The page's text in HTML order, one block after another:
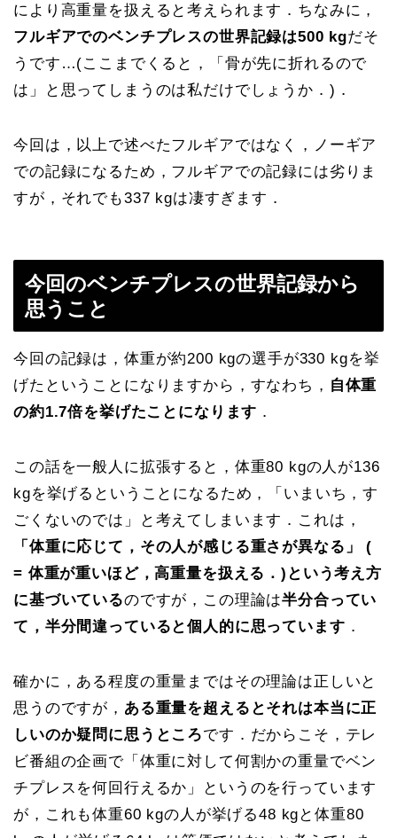
により高重量を扱えると考えられます．ちなみに，
フルギアでのベンチプレスの世界記録は500 kgだそ
うです…(ここまでくると，「骨が先に折れるので
は」と思ってしまうのは私だけでしょうか．)．
今回は，以上で述べたフルギアではなく，ノーギア
での記録になるため，フルギアでの記録には劣りま
すが，それでも337 kgは凄すぎます．
今回のベンチプレスの世界記録から
思うこと
今回の記録は，体重が約200 kgの選手が330 kgを挙
げたということになりますから，すなわち， 自体重
の約1.7倍を挙げたことになります ．
この話を一般人に拡張すると，体重80 kgの人が136
kgを挙げるということになるため，「いまいち，す
ごくないのでは」と考えてしまいます．これは，
「体重に応じて，その人が感じる重さが異なる」 (
= 体重が重いほど，高重量を扱える．)という考え方
に基づいているのですが，この理論は半分合ってい
て，半分間違っていると個人的に思っています ．
確かに，ある程度の重量まではその理論は正しいと
思うのですが， ある重量を超えるとそれは本当に正
しいのか疑問に思うところです．だからこそ，テレ
ビ番組の企画で「体重に対して何割かの重量でベン
チプレスを何回行えるか」というのを行っています
が，これも体重60 kgの人が挙げる48 kgと体重80